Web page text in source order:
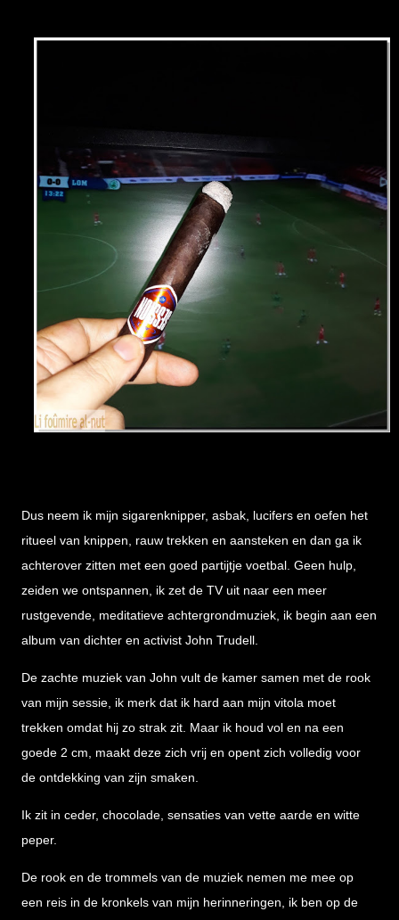
Dus neem ik mijn sigarenknipper, asbak, lucifers en oefen het
ritueel van knippen, rauw trekken en aansteken en dan ga ik
achterover zitten met een goed partijtje voetbal. Geen hulp,
zeiden we ontspannen, ik zet de TV uit naar een meer
rustgevende, meditatieve achtergrondmuziek, ik begin aan een
album van dichter en activist John Trudell.
De zachte muziek van John vult de kamer samen met de rook
van mijn sessie, ik merk dat ik hard aan mijn vitola moet
trekken omdat hij zo strak zit. Maar ik houd vol en na een
goede 2 cm, maakt deze zich vrij en opent zich volledig voor
de ontdekking van zijn smaken.
Ik zit in ceder, chocolade, sensaties van vette aarde en witte
peper.
De rook en de trommels van de muziek nemen me mee op
een reis in de kronkels van mijn herinneringen, ik ben op de